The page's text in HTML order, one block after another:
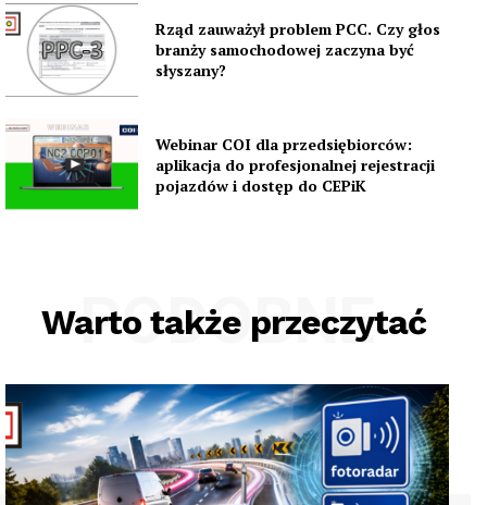
Rząd zauważył problem PCC. Czy głos
branży samochodowej zaczyna być
słyszany?
Webinar COI dla przedsiębiorców:
aplikacja do profesjonalnej rejestracji
pojazdów i dostęp do CEPiK
Warto także przeczytać
PODOBNE